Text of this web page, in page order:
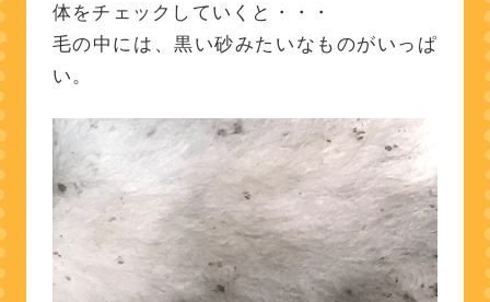
体をチェックしていくと・・・
毛の中には、黒い砂みたいなものがいっぱ
い。